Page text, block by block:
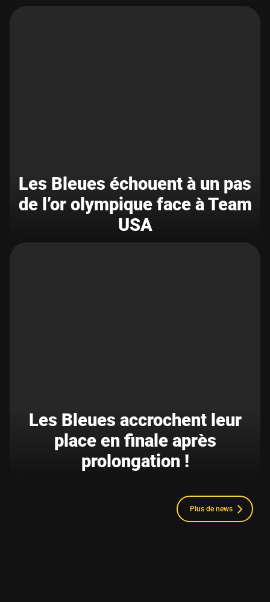
Les Bleues échouent à un pas
de l’or olympique face à Team
USA
Les Bleues accrochent leur
place en finale après
prolongation !
Plus de news